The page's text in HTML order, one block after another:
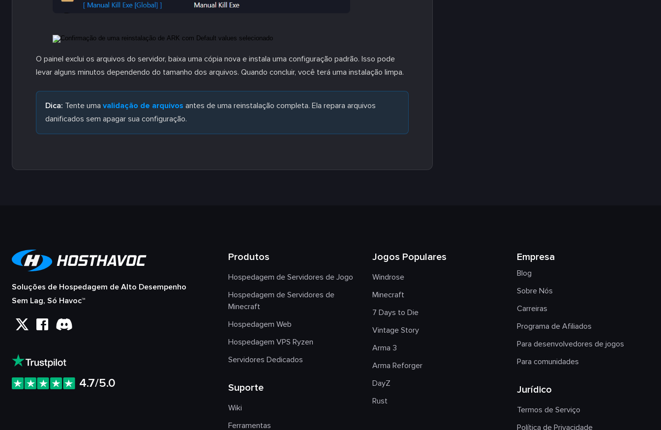
O painel exclui os arquivos do servidor, baixa uma cópia nova e instala uma configuração padrão. Isso pode
levar alguns minutos dependendo do tamanho dos arquivos. Quando concluir, você terá uma instalação limpa.
Dica: Tente uma validação de arquivos antes de uma reinstalação completa. Ela repara arquivos
danificados sem apagar sua configuração.
Soluções de Hospedagem de Alto Desempenho
Sem Lag, Só Havoc™
4.7/5.0
Produtos
Hospedagem de Servidores de Jogo
Hospedagem de Servidores de
Minecraft
Hospedagem Web
Hospedagem VPS Ryzen
Servidores Dedicados
Suporte
Wiki
Ferramentas
Jogos Populares
Windrose
Minecraft
7 Days to Die
Vintage Story
Arma 3
Arma Reforger
DayZ
Rust
Empresa
Blog
Sobre Nós
Carreiras
Programa de Afiliados
Para desenvolvedores de jogos
Para comunidades
Jurídico
Termos de Serviço
Política de Privacidade